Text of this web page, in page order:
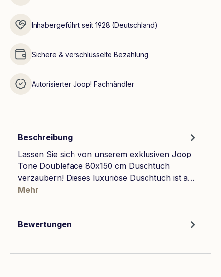
Inhabergeführt seit 1928 (Deutschland)
Sichere & verschlüsselte Bezahlung
Autorisierter Joop! Fachhändler
Beschreibung
Lassen Sie sich von unserem exklusiven Joop
Tone Doubleface 80x150 cm Duschtuch
verzaubern! Dieses luxuriöse Duschtuch ist a…
Mehr
Bewertungen